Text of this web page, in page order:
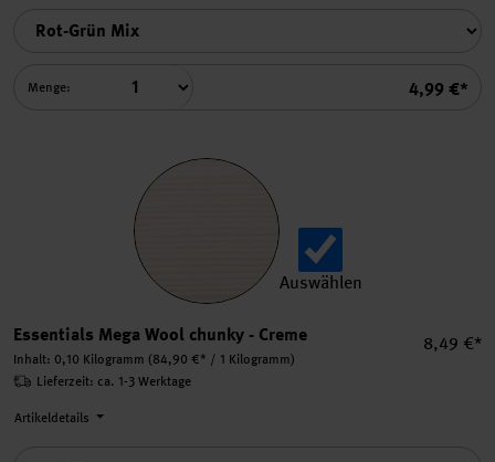
Summe
4,99 €*
Menge:
Auswählen
Essentials Mega Wool chunky - Creme
Inhalt: 0,10 Kilogramm (84,90 €* / 1 Kilogramm)
8,49 €*
Lieferzeit: ca. 1-3 Werktage
Artikeldetails